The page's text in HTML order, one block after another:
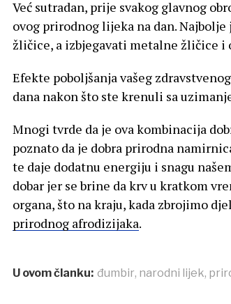
Već sutradan, prije svakog glavnog
ovog prirodnog lijeka na dan.
žličice, a izbjegavati metalne žličice i
Efekte poboljšanja vašeg
dana nakon što ste krenuli sa
Mnogi tvrde da je ova kombinacija
poznato da je dobra prirodna
te daje dodatnu energiju i snagu
dobar jer se brine da krv u kratkom
organa, što na kraju, kada zbrojimo
prirodnog afrodizijaka.
U ovom članku: đumbir, narodni lijek,